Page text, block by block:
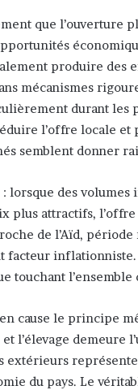
que l’ouverture
produire des
mécanismes
durant les
l’offre locale et
semblent donner
lorsque des
plus attractifs,
de l’Aïd,
facteur
touchant
cause le principe
l’élevage demeure
extérieurs
du pays. Le